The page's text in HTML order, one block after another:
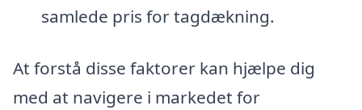
samlede pris for tagdækning.
At forstå disse faktorer kan hjælpe dig
med at navigere i markedet for